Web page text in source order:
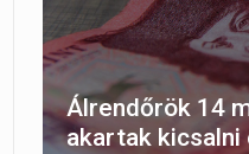
Álrendőrök 14
akartak